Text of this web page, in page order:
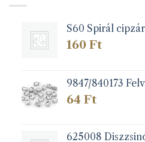
S60 Spirál
160 Ft
9847/840173
64 Ft
625008